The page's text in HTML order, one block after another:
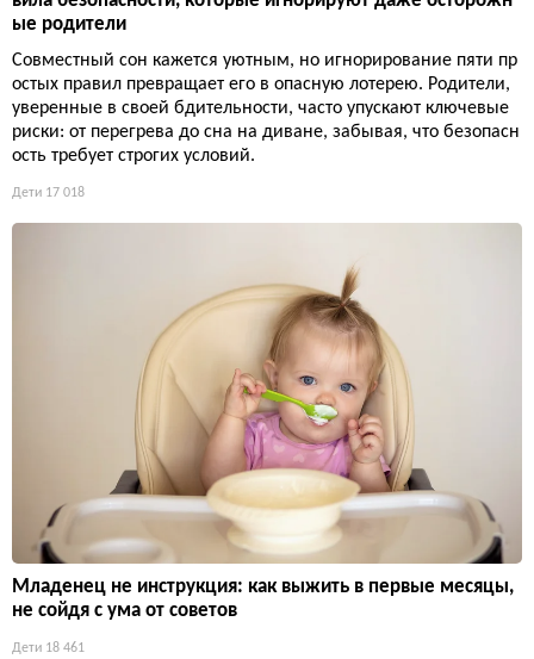
ые родители
Совместный сон кажется уютным, но игнорирование пяти пр
остых правил превращает его в опасную лотерею. Родители,
уверенные в своей бдительности, часто упускают ключевые
риски: от перегрева до сна на диване, забывая, что безопасн
ость требует строгих условий.
Дети 17 018
Младенец не инструкция: как выжить в первые месяцы,
не сойдя с ума от советов
Дети 18 461